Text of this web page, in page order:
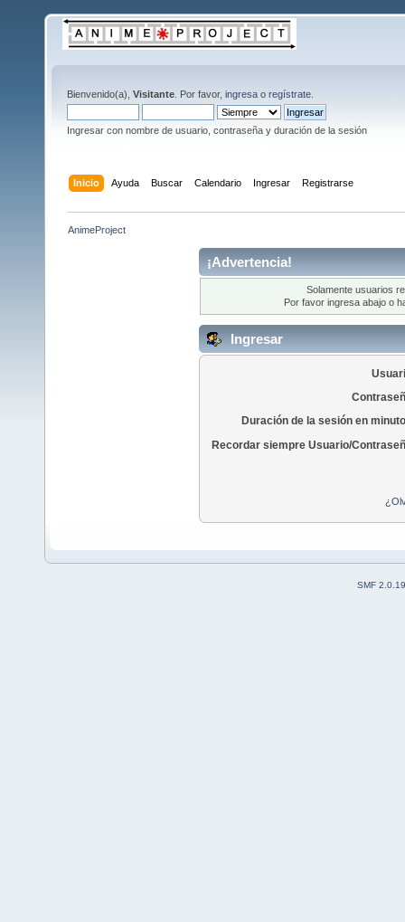
Bienvenido(a), Visitante . Por favor, ingresa o regístrate
Ingresar con nombre de usuario, contraseña y duración de la sesión
Inicio Ayuda Buscar Calendario Ingresar Registrarse
AnimeProject
¡Advertencia!
Solamente usuarios
Por favor ingresa abajo o
Ingresar
Duración de la sesión en
Recordar siempre Usuario/
SMF 2.0.19